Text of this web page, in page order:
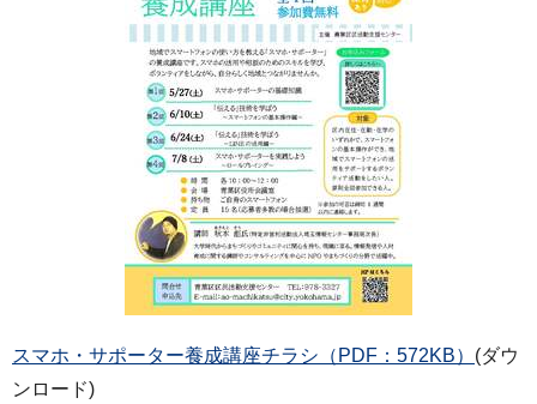
スマホ・サポーター養成講座チラシ（PDF：572KB） (ダウ
ンロード)